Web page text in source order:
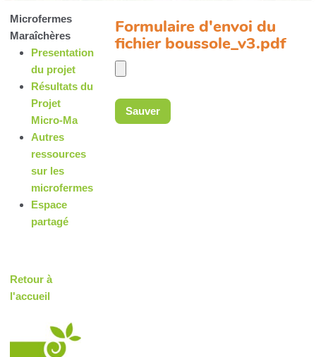
Microfermes
Maraîchères
Presentation
du projet
Résultats du
Projet
Micro-Ma
Autres
ressources
sur les
microfermes
Espace
partagé
Retour à
l'accueil
Formulaire d'envoi du
fichier boussole_v3.pdf